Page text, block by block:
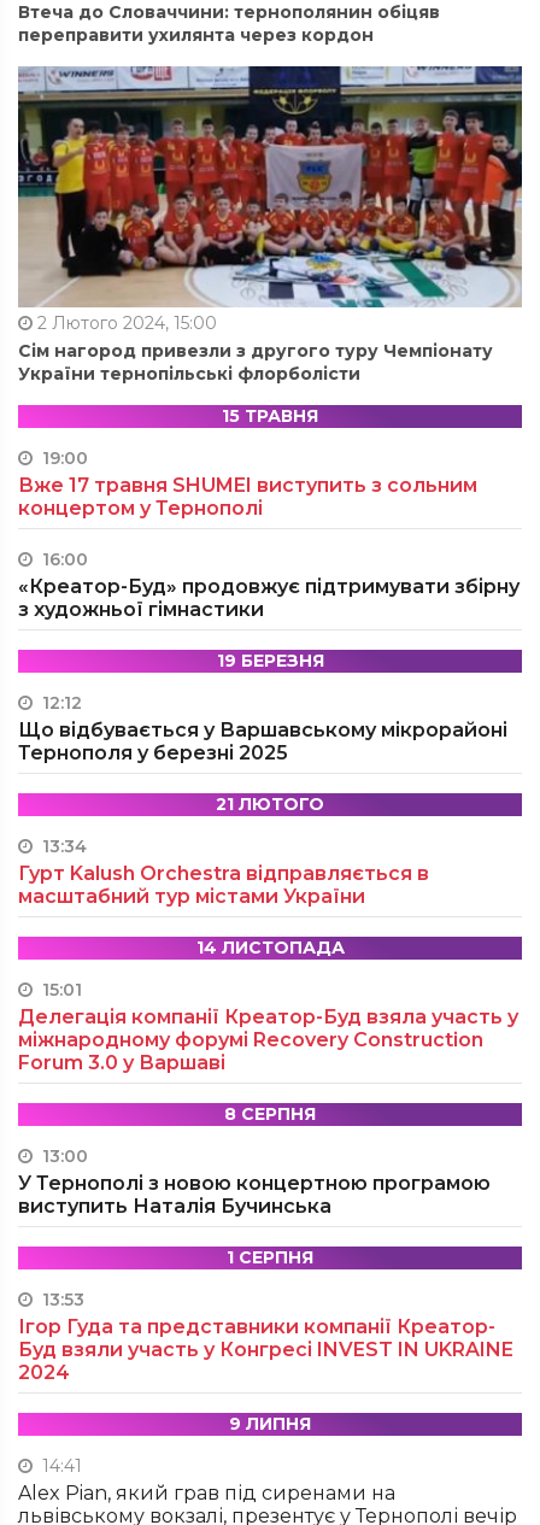
Втеча до Словаччини: тернополянин обіцяв
переправити ухилянта через кордон
2 Лютого 2024, 15:00
Сім нагород привезли з другого туру Чемпіонату
України тернопільські флорболісти
15 ТРАВНЯ
19:00
Вже 17 травня SHUMEI виступить з сольним
концертом у Тернополі
16:00
«Креатор-Буд» продовжує підтримувати збірну
з художньої гімнастики
19 БЕРЕЗНЯ
12:12
Що відбувається у Варшавському мікрорайоні
Тернополя у березні 2025
21 ЛЮТОГО
13:34
Гурт Kalush Orchestra відправляється в
масштабний тур містами України
14 ЛИСТОПАДА
15:01
Делегація компанії Креатор-Буд взяла участь у
міжнародному форумі Recovery Construction
Forum 3.0 у Варшаві
8 СЕРПНЯ
13:00
У Тернополі з новою концертною програмою
виступить Наталія Бучинська
1 СЕРПНЯ
13:53
Ігор Гуда та представники компанії Креатор-
Буд взяли участь у Конгресі INVEST IN UKRAINE
2024
9 ЛИПНЯ
14:41
Alex Pian, який грав під сиренами на
львівському вокзалі, презентує у Тернополі вечір